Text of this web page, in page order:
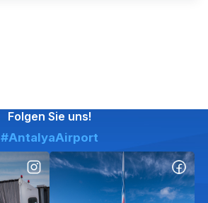
Folgen Sie uns!
#AntalyaAirport